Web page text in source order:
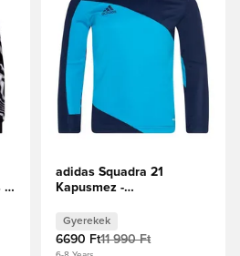
-
adidas Squadra 21
Kapusmez -
Gyerekek
6690 Ft11 990 Ft